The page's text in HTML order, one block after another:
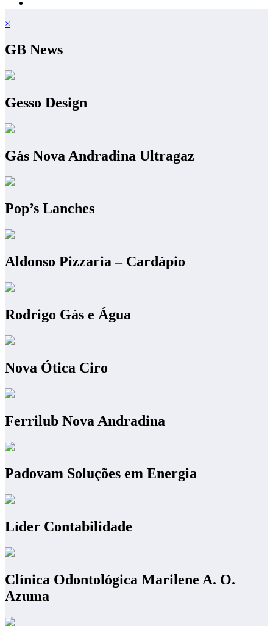
×
GB News
Gesso Design
Gás Nova Andradina Ultragaz
Pop’s Lanches
Aldonso Pizzaria – Cardápio
Rodrigo Gás e Água
Nova Ótica Ciro
Ferrilub Nova Andradina
Padovam Soluções em Energia
Líder Contabilidade
Clínica Odontológica Marilene A. O.
Azuma